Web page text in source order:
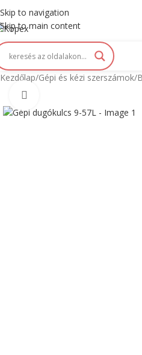
Skip to navigation
Skip to main content
Innováció és Tradíció kéz a
Kezdőlap Gépi és kézi szerszámok